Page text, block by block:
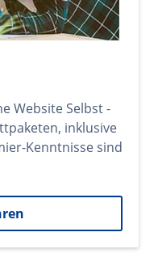
Website Selbst -
inklusive
Kenntnisse sind